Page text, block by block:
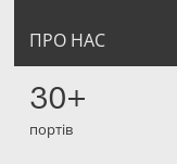
ПРО НАС
30+
портів